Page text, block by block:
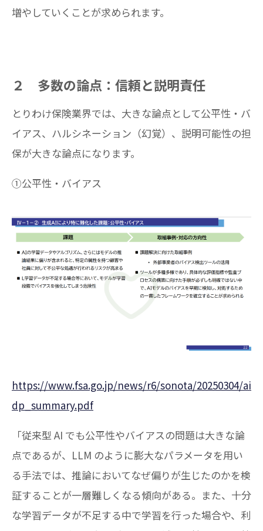
増やしていくことが求められます。
２ 多数の論点：信頼と説明責任
とりわけ保険業界では、大きな論点として公平性・バ
イアス、ハルシネーション（幻覚）、説明可能性の担
保が大きな論点になります。
①公平性・バイアス
https://www.fsa.go.jp/news/r6/sonota/20250304/ai
dp_summary.pdf
「従来型 AI でも公平性やバイアスの問題は大きな論
点であるが、LLM のように膨大なパラメータを用い
る手法では、推論においてなぜ偏りが生じたのかを検
証することが一層難しくなる傾向がある。また、十分
な学習データが不足する中で学習を行った場合や、利